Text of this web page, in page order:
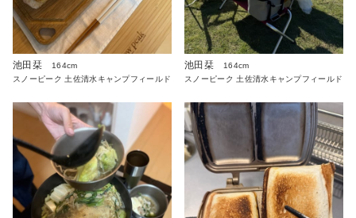
池田栞
164cm
スノーピーク 土佐清水キャンプフィールド
池田栞
164cm
スノーピーク 土佐清水キャンプフィールド